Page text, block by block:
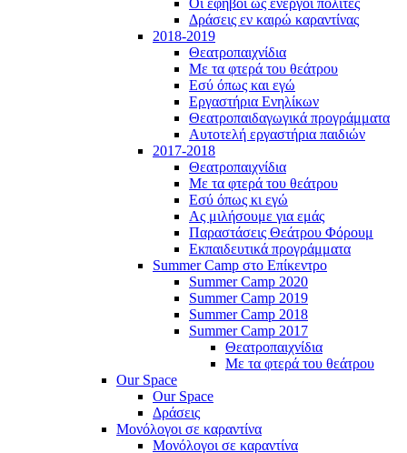
Οι έφηβοι ως ενεργοί πολίτες
Δράσεις εν καιρώ καραντίνας
2018-2019
Θεατροπαιχνίδια
Με τα φτερά του θεάτρου
Εσύ όπως και εγώ
Εργαστήρια Ενηλίκων
Θεατροπαιδαγωγικά προγράμματα
Αυτοτελή εργαστήρια παιδιών
2017-2018
Θεατροπαιχνίδια
Με τα φτερά του θεάτρου
Εσύ όπως κι εγώ
Ας μιλήσουμε για εμάς
Παραστάσεις Θεάτρου Φόρουμ
Εκπαιδευτικά προγράμματα
Summer Camp στο Επίκεντρο
Summer Camp 2020
Summer Camp 2019
Summer Camp 2018
Summer Camp 2017
Θεατροπαιχνίδια
Με τα φτερά του θεάτρου
Our Space
Our Space
Δράσεις
Μονόλογοι σε καραντίνα
Μονόλογοι σε καραντίνα